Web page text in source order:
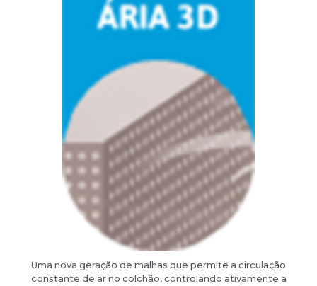
Uma nova geração de malhas que permite a circulação
constante de ar no colchão, controlando ativamente a